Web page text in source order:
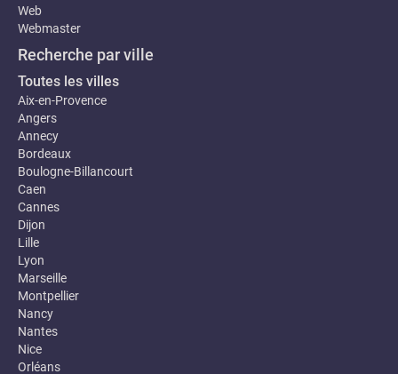
Web
Webmaster
Recherche par ville
Toutes les villes
Aix-en-Provence
Angers
Annecy
Bordeaux
Boulogne-Billancourt
Caen
Cannes
Dijon
Lille
Lyon
Marseille
Montpellier
Nancy
Nantes
Nice
Orléans